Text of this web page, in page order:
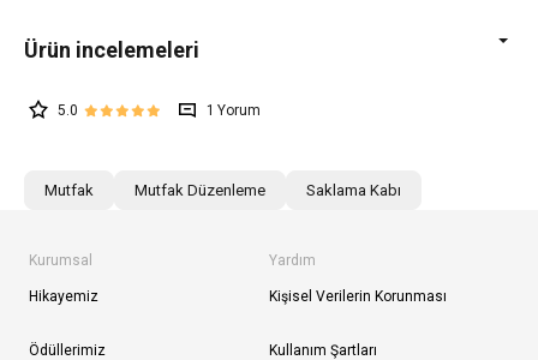
5.0 1
Mutfak Mutfak Düzenleme Saklama Kabı
Kurumsal
Hikayemiz
Ödüllerimiz
Yardım
Kişisel Verilerin Korunması
Kullanım Şartları